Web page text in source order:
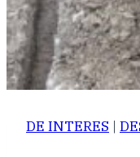
DE INTERES |